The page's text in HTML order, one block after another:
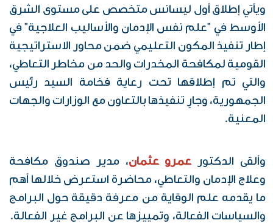
ويأتي إطلاق أول ليسانس متخصص على مستوى الشرق
الأوسط في "علم نفس الإدمان والأساليب العلاجية" في
إطار تنفيذ المكون التعليمي ضمن محاور الاستراتيجية
القومية لمكافحة المخدرات والحد من مخاطر التعاطي،
والتي تم إطلاقها تحت رعاية فخامة السيد رئيس
الجمهورية، وجارٍ تنفيذها بالتعاون مع الوزارات والجهات
المعنية.
وألقى الدكتورعمرو عثمان، مدير صندوق مكافحة
وعلاج الإدمان والتعاطي، محاضرة استعرض خلالها أهم
ما يقدمه علم الوقاية من معرفة دقيقة حول البرامج
والسياسات الفعالة، وتمييزها عن البرامج غير الفعالة.